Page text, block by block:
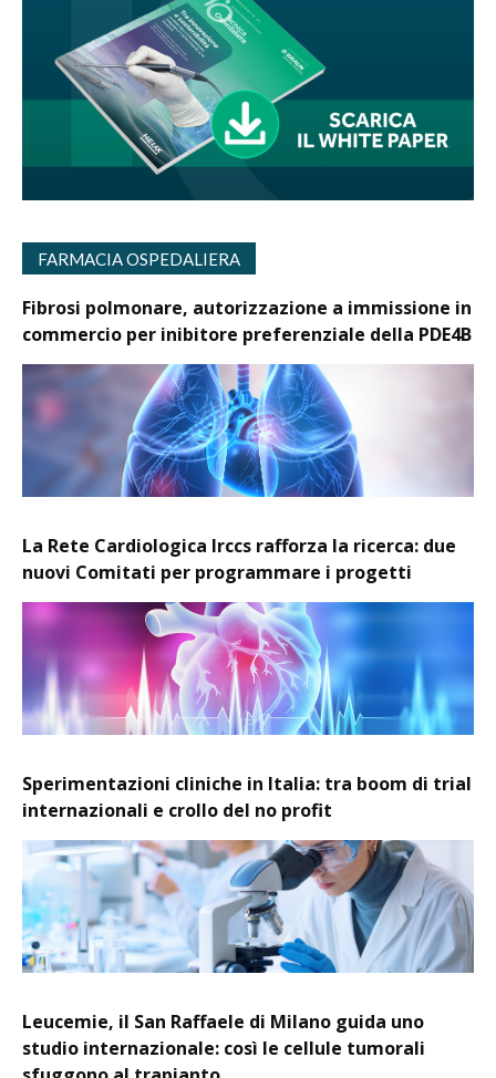
FARMACIA OSPEDALIERA
Fibrosi polmonare, autorizzazione a immissione in
commercio per inibitore preferenziale della PDE4B
La Rete Cardiologica Irccs rafforza la ricerca: due
nuovi Comitati per programmare i progetti
Sperimentazioni cliniche in Italia: tra boom di trial
internazionali e crollo del no profit
Leucemie, il San Raffaele di Milano guida uno
studio internazionale: così le cellule tumorali